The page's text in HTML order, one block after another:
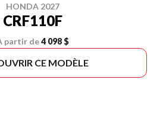
HONDA 2027
CRF110F
partir de4 098 $
CE MODÈLE